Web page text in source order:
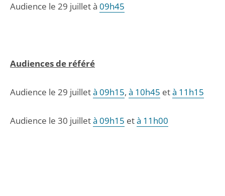
Audience le 29 juillet à 09h45
Audiences de référé
Audience le 29 juilletà 09h15, à 10h45 età 11h15
Audience le 30 juilletà 09h15 età 11h00